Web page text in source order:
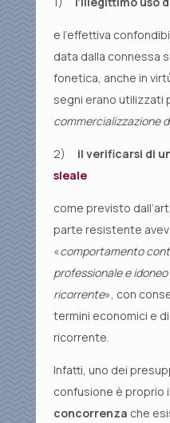
e l’effettiva
data dalla connessa
fonetica, anche in
segni erano utilizzati
commercializzazione
2) il verificarsi di
sleale
come previsto
parte resistente
«comportamento
professionale e
ricorrente», con
termini economici e
ricorrente.
Infatti, uno dei
confusione è proprio il
concorrenza che